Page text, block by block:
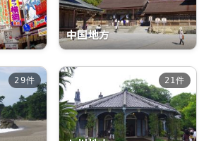
中国地方
29件 21件